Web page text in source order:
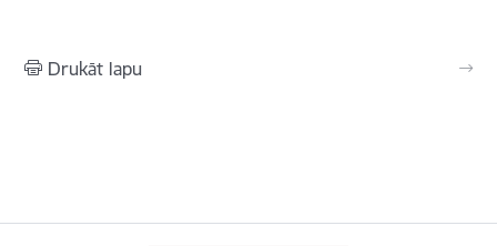
Drukāt lapu